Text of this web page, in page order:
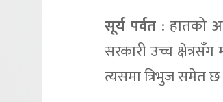
सूर्य पर्वत : हातको
सरकारी उच्च
त्यसमा त्रिभुज समेत